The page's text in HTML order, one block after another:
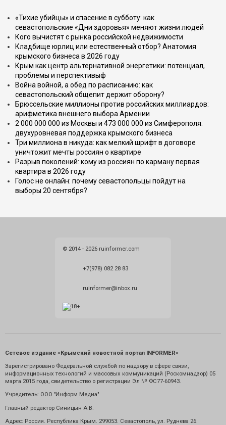
«Тихие убийцы» и спасение в субботу: как
севастопольские «Дни здоровья» меняют жизни людей
Кого вычистят с рынка российской недвижимости
Кладбище юрлиц или естественный отбор? Анатомия
крымского бизнеса в 2026 году
Крым как центр альтернативной энергетики: потенциал,
проблемы и перспективыф
Война войной, а обед по расписанию: как
севастопольский общепит держит оборону?
Брюссельские миллионы против российских миллиардов:
арифметика внешнего выбора Армении
2 000 000 000 из Москвы и 473 000 000 из Симферополя:
двухуровневая поддержка крымского бизнеса
Три миллиона в никуда: как мелкий шрифт в договоре
уничтожит мечты россиян о квартире
Разрыв поколений: кому из россиян по карману первая
квартира в 2026 году
Голос не онлайн: почему севастопольцы пойдут на
выборы 20 сентября?
© 2014 - 2026 ruinformer.com
+7(978) 082 28 83
ruinformer@inbox.ru
Сетевое издание «Крымский новостной портал INFORMER»
Зарегистрировано Федеральной службой по надзору в сфере связи,
информационных технологий и массовых коммуникаций (Роскомнадзор) 05
марта 2015 года, свидетельство о регистрации Эл № ФС77-60943.
Учредитель: ООО "Информ Медиа"
Главный редактор Синицын А.В.
Адрес: Россия. Республика Крым. 299053. Севастополь, ул. Руднева 26.